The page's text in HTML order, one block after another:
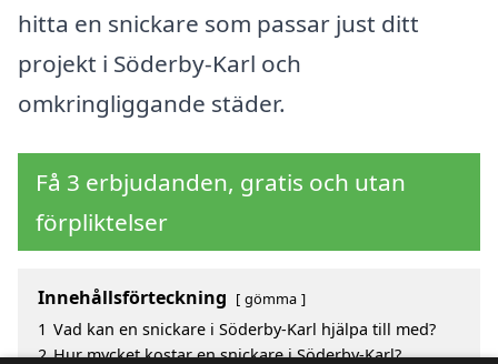
hitta en snickare som passar just ditt
projekt i Söderby-Karl och
omkringliggande städer.
Få 3 erbjudanden, gratis och utan
förpliktelser
Innehållsförteckning gömma
1 Vad kan en snickare i Söderby-Karl hjälpa till med?
2 Hur mycket kostar en snickare i Söderby-Karl?